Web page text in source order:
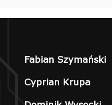
Fabian Szymański
Cyprian Krupa